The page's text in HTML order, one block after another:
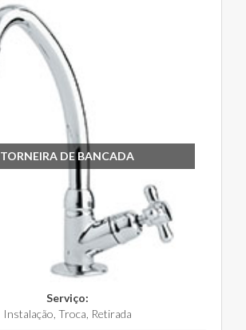
TORNEIRA DE BANCADA
Serviço:
Instalação, Troca, Retirada